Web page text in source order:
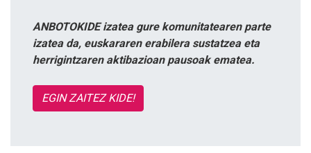
ANBOTOKIDE izatea gure komunitatearen parte
izatea da, euskararen erabilera sustatzea eta
herrigintzaren aktibazioan pausoak ematea.
EGIN ZAITEZ KIDE!